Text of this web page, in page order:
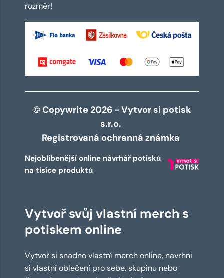
rozměr!
© Copywrite 2026 - Vytvor si potisk
s.r.o.
Registrovaná ochranná známka
Nejoblíbenější online návrhář potisků
na tisíce produktů
Vytvoř svůj vlastní merch s
potiskem online
Vytvoř si snadno vlastní merch online, navrhni
si vlastní oblečení pro sebe, skupinu nebo